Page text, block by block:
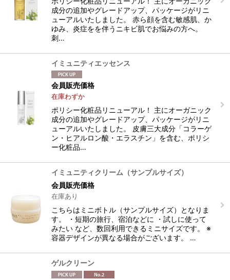
成分の追加やグレードアップ、パッケージがリニ
ューアルいたしました。 赤ら顔を含む敏感肌、か
ゆみ、炎症をを伴うニキビ肌でお悩みの方へ。
刺…
イミュニティエッセンス
会員販売価格
在庫わずか
ポリシー化粧品リニューアル！ 主にオーガニック
成分の追加やグレードアップ、パッケージがリニ
ューアルいたしました。 皮膚三大成分「コラーゲ
ン・ヒアルロン酸・エラスチン」を含む、ポリシ
ー化粧品…
イミュニティクリーム（サンプルサイズ）
会員販売価格
在庫あり
こちらはミニボトル（サンプルサイズ）となりま
す。 ・短期の旅行、宿泊などに ・試しに使って
みたい など、数回利用できるミニサイズです。 ※
容器デザインが異なる場合がございます。 …
ゲルクリーン